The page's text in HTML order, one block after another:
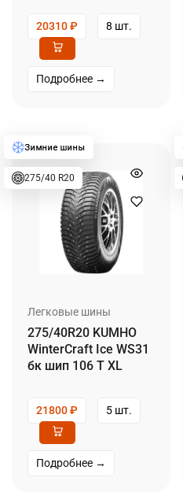
20310₽ 8 шт.
Подробнее →
275/40 R20
Легковые шины
275/40R20 KUMHO
WinterCraft Ice WS31
бк шип 106 T XL
21800₽ 5 шт.
Подробнее →